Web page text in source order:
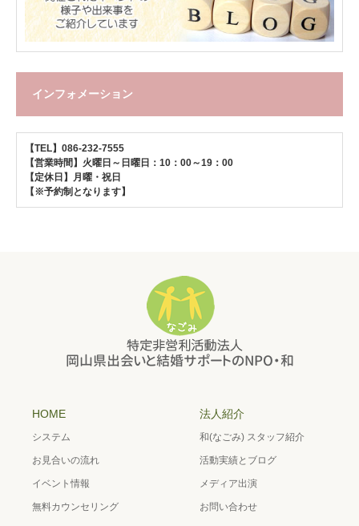
インフォメーション
【TEL】086-232-7555
【営業時間】火曜日～日曜日：10：00～19：00
【定休日】月曜・祝日
【※予約制となります】
HOME
システム
お見合いの流れ
イベント情報
無料カウンセリング
法人紹介
和(なごみ) スタッフ紹介
活動実績とブログ
メディア出演
お問い合わせ